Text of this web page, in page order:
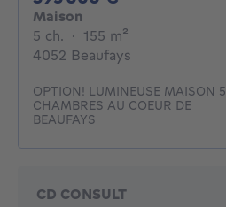
Maison
5 ch. 5 chambres
· 155 m²
4052 Beaufays
OPTION! LUMINEUSE MAISON 5
CHAMBRES AU COEUR DE
BEAUFAYS
CD CONSULT